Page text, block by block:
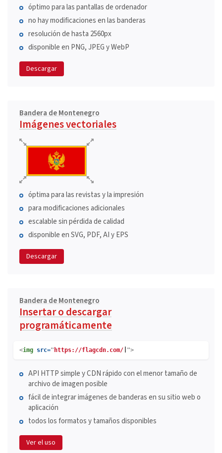
óptimo para las pantallas de ordenador
no hay modificaciones en las banderas
resolución de hasta 2560px
disponible en PNG, JPEG y WebP
Descargar
Bandera de Montenegro
Imágenes vectoriales
óptima para las revistas y la impresión
para modificaciones adicionales
escalable sin pérdida de calidad
disponible en SVG, PDF, AI y EPS
Descargar
Bandera de Montenegro
Insertar o descargar
programáticamente
<img src=" https://flagcdn.com/ ">
API HTTP simple y CDN rápido con el menor tamaño de
archivo de imagen posible
fácil de integrar imágenes de banderas en su sitio web o
aplicación
todos los formatos y tamaños disponibles
Ver el uso